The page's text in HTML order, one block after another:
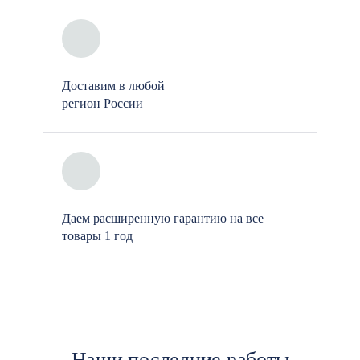
у нас заказывают, чтобы установить:
на стройплощадках для
организации санузлов и
душевых;
в вахтовых поселках, лагерях,
бытовых городках;
на дачах, если нужно временное
санитарного узла;
Доставим в любой
регион России
Даем расширенную гарантию на все
товары 1 год